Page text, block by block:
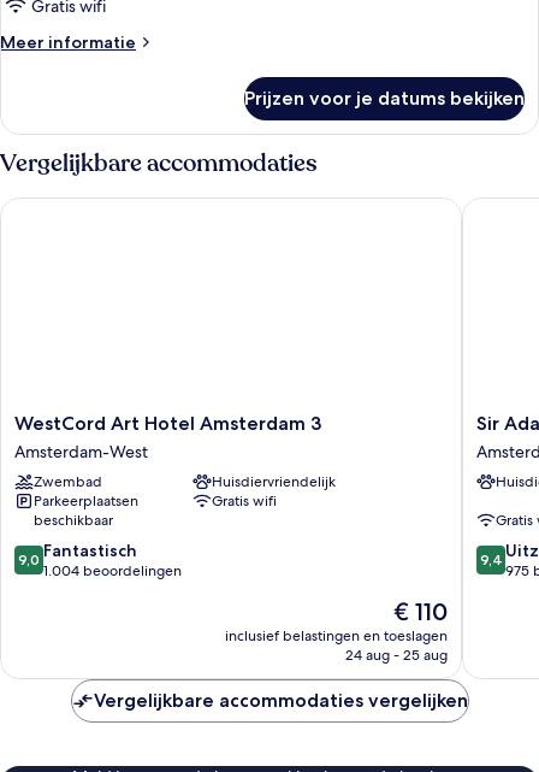
Double
Bed
Gratis wifi
Meer informatie
Meer
Cabin
with
Double
Bed
Prijzen voor je datums bekijken
Vergelijkbare accommodaties
WestCord
Art
Hotel
Amsterdam
3
Amsterdam-
West
WestCord Art Hotel Amsterdam 3
Amsterdam-West
Zwembad
Huisdiervriendelijk
Parkeerplaatsen
beschikbaar
Gratis wifi
9.0
van
9,0 Fantastisch
1.004 beoordelingen
De
prijs
€ 110
inclusief belastingen en toeslagen
24 aug - 25 aug
WestCord Art Hotel Amsterdam 3
Sir
Adam
Hotel,
part
Sircle
Sir
Gratis
9.4
van
9,4
975
Sir
Vergelijkbare accommodaties vergelijken